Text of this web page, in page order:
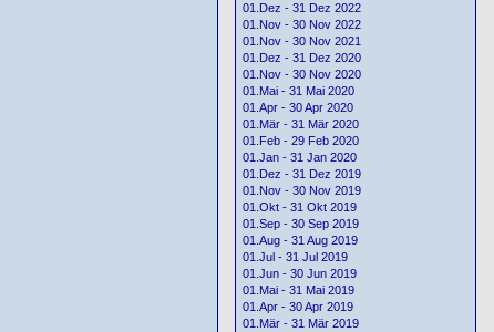
01.Dez - 31 Dez 2022
01.Nov - 30 Nov 2022
01.Nov - 30 Nov 2021
01.Dez - 31 Dez 2020
01.Nov - 30 Nov 2020
01.Mai - 31 Mai 2020
01.Apr - 30 Apr 2020
01.Mär - 31 Mär 2020
01.Feb - 29 Feb 2020
01.Jan - 31 Jan 2020
01.Dez - 31 Dez 2019
01.Nov - 30 Nov 2019
01.Okt - 31 Okt 2019
01.Sep - 30 Sep 2019
01.Aug - 31 Aug 2019
01.Jul - 31 Jul 2019
01.Jun - 30 Jun 2019
01.Mai - 31 Mai 2019
01.Apr - 30 Apr 2019
01.Mär - 31 Mär 2019